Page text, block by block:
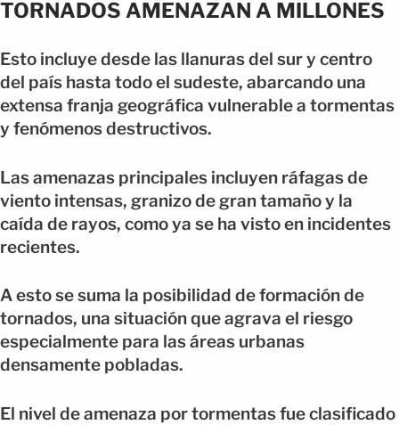
TORNADOS AMENAZAN A MILLONES
Esto incluye desde las llanuras del sur y centro
del país hasta todo el sudeste, abarcando una
extensa franja geográfica vulnerable a tormentas
y fenómenos destructivos.
Las amenazas principales incluyen ráfagas de
viento intensas, granizo de gran tamaño y la
caída de rayos, como ya se ha visto en incidentes
recientes.
A esto se suma la posibilidad de formación de
tornados, una situación que agrava el riesgo
especialmente para las áreas urbanas
densamente pobladas.
El nivel de amenaza por tormentas fue clasificado